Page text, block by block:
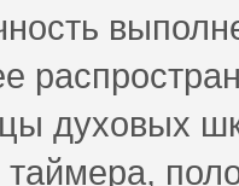
духовых
таймера,